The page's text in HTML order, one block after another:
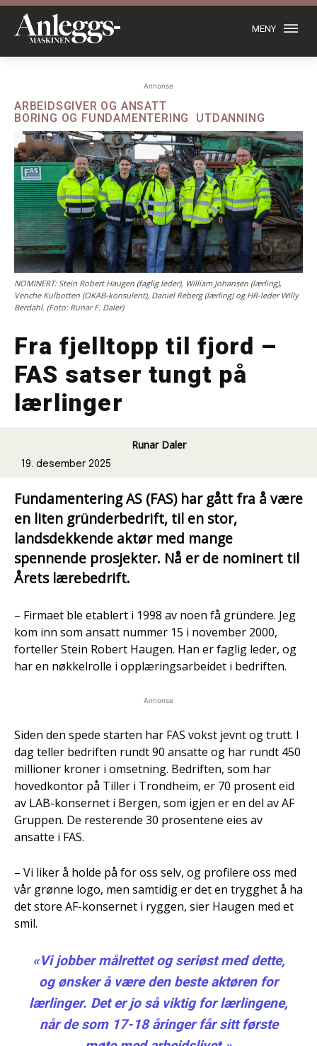
MENY
Annonse
ARBEIDSGIVER OG ANSATT
BORING OG FUNDAMENTERING
UTDANNING
NOMINERT: Stein Robert Haugen (faglig leder), William Johansen (lærling),
Venche Kulbotten (OKAB-konsulent), Daniel Reberg (lærling) og HR-leder Willy
Berdahl. (Foto: Runar F. Daler)
Fra fjelltopp til fjord –
FAS satser tungt på
lærlinger
Runar Daler
19. desember 2025
Fundamentering AS (FAS) har gått fra å være
en liten gründerbedrift, til en stor,
landsdekkende aktør med mange
spennende prosjekter. Nå er de nominert til
Årets lærebedrift.
– Firmaet ble etablert i 1998 av noen få gründere. Jeg
kom inn som ansatt nummer 15 i november 2000,
forteller Stein Robert Haugen. Han er faglig leder, og
har en nøkkelrolle i opplæringsarbeidet i bedriften.
Annonse
Siden den spede starten har FAS vokst jevnt og trutt. I
dag teller bedriften rundt 90 ansatte og har rundt 450
millioner kroner i omsetning. Bedriften, som har
hovedkontor på Tiller i Trondheim, er 70 prosent eid
av LAB-konsernet i Bergen, som igjen er en del av AF
Gruppen. De resterende 30 prosentene eies av
ansatte i FAS.
– Vi liker å holde på for oss selv, og profilere oss med
vår grønne logo, men samtidig er det en trygghet å ha
det store AF-konsernet i ryggen, sier Haugen med et
smil.
«Vi jobber målrettet og seriøst med dette,
og ønsker å være den beste aktøren for
lærlinger. Det er jo så viktig for lærlingene,
når de som 17-18 åringer får sitt første